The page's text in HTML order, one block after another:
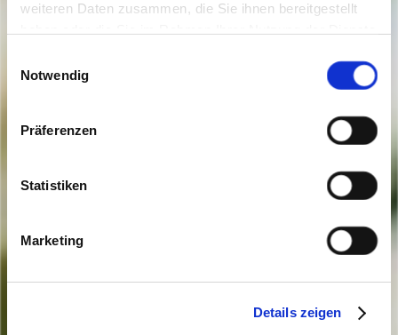
weiteren Daten zusammen, die Sie ihnen bereitgestellt
Cookies, wenn Sie unsere Webseite weiterhin nutzen.
Notwendig
Präferenzen
Statistiken
Marketing
Details zeigen